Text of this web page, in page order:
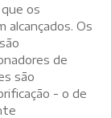
os
alcançados. Os
de
são
- o de